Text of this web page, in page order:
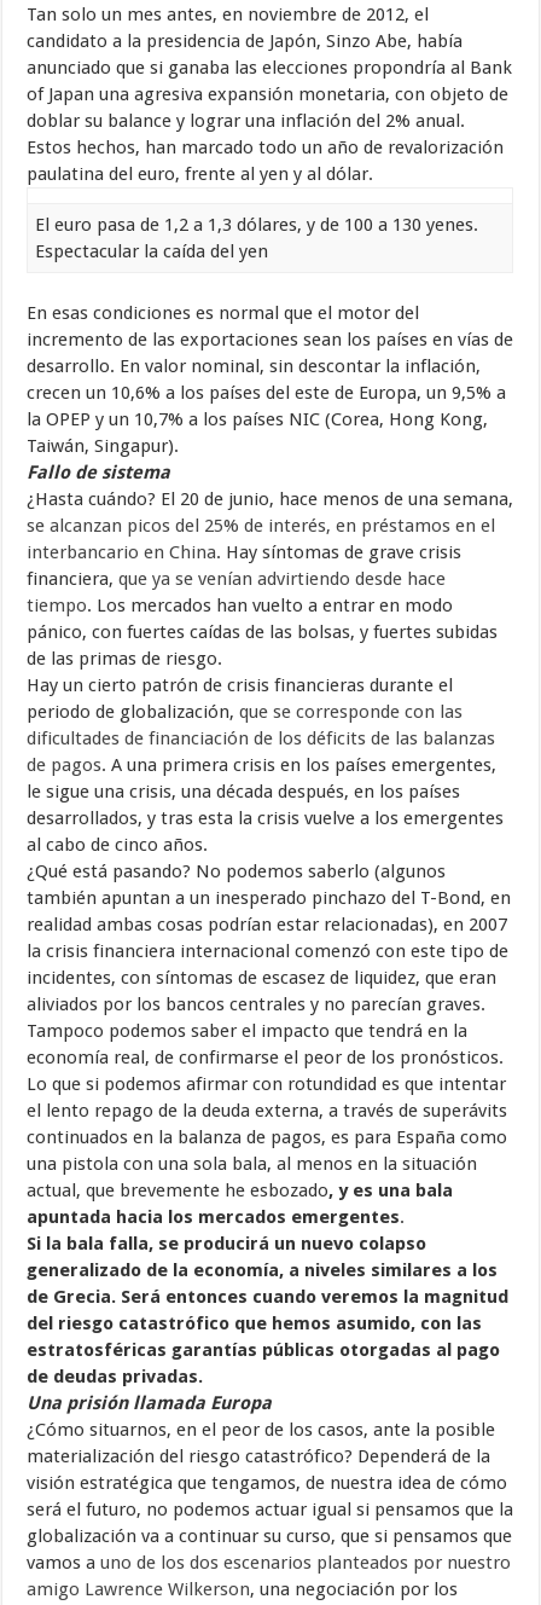
Tan solo un mes antes, en noviembre de 2012, el
candidato a la presidencia de Japón, Sinzo Abe, había
anunciado que si ganaba las elecciones propondría al Bank
of Japan una agresiva expansión monetaria, con objeto de
doblar su balance y lograr una inflación del 2% anual.
Estos hechos, han marcado todo un año de revalorización
paulatina del euro, frente al yen y al dólar.
El euro pasa de 1,2 a 1,3 dólares, y de 100 a 130 yenes.
Espectacular la caída del yen
En esas condiciones es normal que el motor del
incremento de las exportaciones sean los países en vías de
desarrollo. En valor nominal, sin descontar la inflación,
crecen un 10,6% a los países del este de Europa, un 9,5% a
la OPEP y un 10,7% a los países NIC (Corea, Hong Kong,
Taiwán, Singapur).
Fallo de sistema
¿Hasta cuándo? El 20 de junio, hace menos de una semana,
se alcanzan picos del 25% de interés, en préstamos en el
interbancario en China. Hay síntomas de grave crisis
financiera,que ya se venían advirtiendo desde hace
tiempo. Los mercados han vuelto a entrar en modo
pánico, con fuertes caídas de las bolsas, y fuertes subidas
de las primas de riesgo.
Hay un cierto patrón de crisis financieras durante el
periodo de globalización,que se corresponde con las
dificultades de financiación de los déficits de las balanzas
de pagos. A una primera crisis en los países emergentes,
le sigue una crisis, una década después, en los países
desarrollados, y tras esta la crisis vuelve a los emergentes
al cabo de cinco años.
¿Qué está pasando? No podemos saberlo (algunos
también apuntan a un inesperado pinchazo del T-Bond, en
realidad ambas cosas podrían estar relacionadas), en 2007
la crisis financiera internacional comenzó con este tipo de
incidentes, con síntomas de escasez de liquidez, que eran
aliviados por los bancos centrales y no parecían graves.
Tampoco podemos saber el impacto que tendrá en la
economía real, de confirmarse el peor de los pronósticos.
Lo que si podemos afirmar con rotundidad es que intentar
el lento repago de la deuda externa, a través de superávits
continuados en la balanza de pagos, es para España como
una pistola con una sola bala, al menos en la situación
actual, que brevemente he esbozado, y es una bala
apuntada hacia los mercados emergentes.
Si la bala falla, se producirá un nuevo colapso
generalizado de la economía, a niveles similares a los
de Grecia. Será entonces cuando veremos la magnitud
del riesgo catastrófico que hemos asumido, con las
estratosféricas garantías públicas otorgadas al pago
de deudas privadas.
Una prisión llamada Europa
¿Cómo situarnos, en el peor de los casos, ante la posible
materialización del riesgo catastrófico? Dependerá de la
visión estratégica que tengamos, de nuestra idea de cómo
será el futuro, no podemos actuar igual si pensamos que la
globalización va a continuar su curso, que si pensamos que
vamos auno de los dos escenarios planteados por nuestro
amigo Lawrence Wilkerson, una negociación por los